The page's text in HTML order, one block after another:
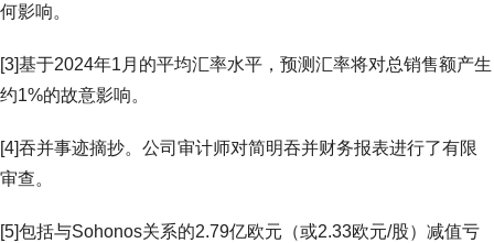
何影响。
[3]基于2024年1月的平均汇率水平，预测汇率将对总销售额产生
约1%的故意影响。
[4]吞并事迹摘抄。公司审计师对简明吞并财务报表进行了有限
审查。
[5]包括与Sohonos关系的2.79亿欧元（或2.33欧元/股）减值亏